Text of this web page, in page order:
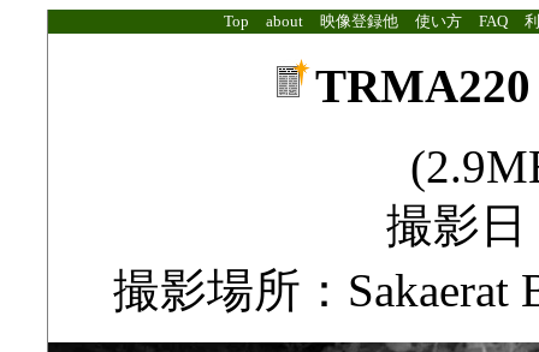
Top about 映像登録他 使い方 FAQ
撮影日
撮影場所：Sakaerat